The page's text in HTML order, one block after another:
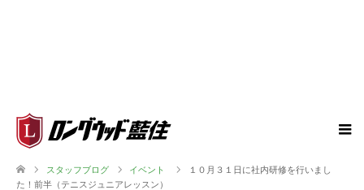
スタッフブログ イベント
１０月３１日に社内研修を行いまし
た！前半（テニスジュニアレッスン）